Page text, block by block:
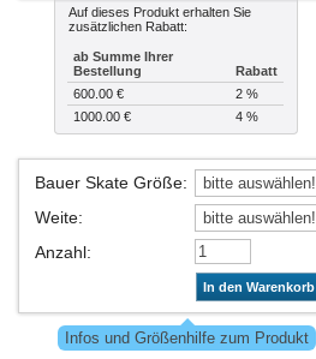
Auf dieses Produkt erhalten Sie
zusätzlichen Rabatt:
ab Summe Ihrer
Bestellung
Rabatt
600.00 €
2 %
1000.00 €
4 %
Bauer Skate Größe:
Weite:
Anzahl:
In den Warenkorb
Infos und Größenhilfe zum Produkt